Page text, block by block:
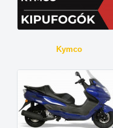
Kymco